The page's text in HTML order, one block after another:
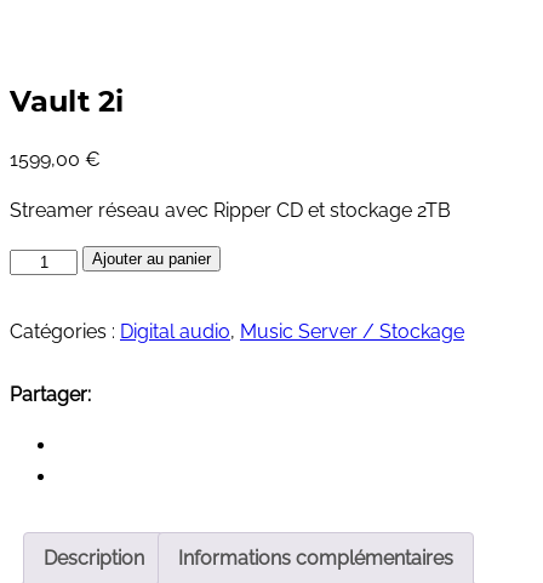
Vault 2i
1599,00 €
Streamer réseau avec Ripper CD et stockage 2TB
quantité
Vault
Ajouter au panier
Catégories : Digital audio, Music Server / Stockage
Partager:
Description Informations complémentaires